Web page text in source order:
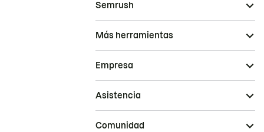
Semrush
Más herramientas
Empresa
Asistencia
Comunidad